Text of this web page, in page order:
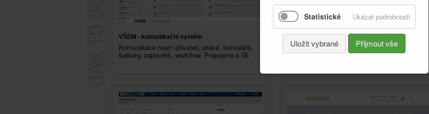
VŠEM - komunikační systém
Komunikace mezi uživateli, práva, formuláře,
šablony odpovědí, workflow. Propojeno s IS.
Still - Evidence vozíků
Informační systém pro správu zařízení a jejich
obchodních případů, DMS.
Statistické Ukázat podrobnosti
Uložit vybrané Přijmout vše